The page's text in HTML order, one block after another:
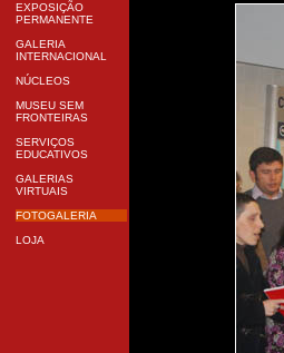
EXPOSIÇÃO
PERMANENTE
GALERIA
INTERNACIONAL
NÚCLEOS
MUSEU SEM
FRONTEIRAS
SERVIÇOS
EDUCATIVOS
GALERIAS
VIRTUAIS
FOTOGALERIA
LOJA